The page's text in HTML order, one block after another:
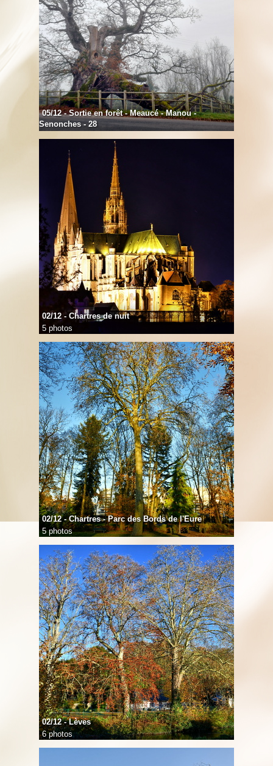
05/12 - Sortie en forêt - Meaucé - Manou -
Senonches - 28
02/12 - Chartres de nuit
5 photos
02/12 - Chartres - Parc des Bords de l'Eure
5 photos
02/12 - Lèves
6 photos